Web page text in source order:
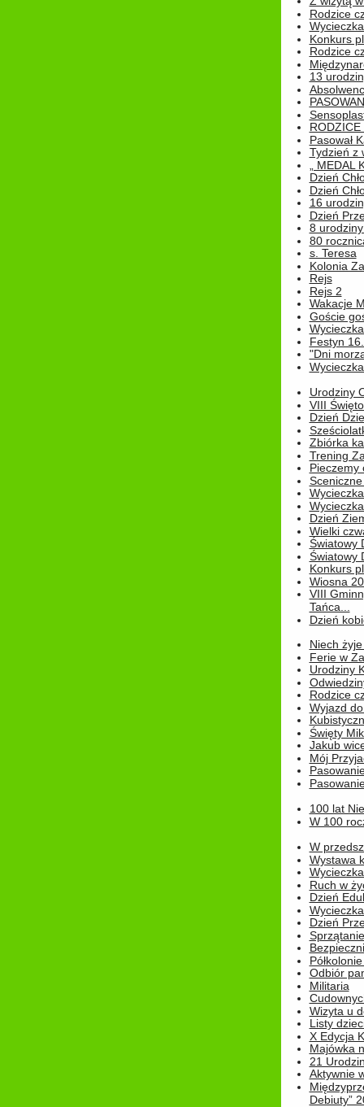
Rodzice
Konkurs
Rodzice
13
Pasował
Tydzień z
„
Dzień
Dzień
16
Dzień
8
80
s. Teresa
Kolonia
Rejs
Rejs 2
Wakacje
Goście
Festyn
"Dni
Urodziny
VIII
Dzień
Zbiórka
Trening
Pieczemy
Dzień
Wielki
Światowy
Światowy
Konkurs
Wiosna
VIII
Tańca...
Dzień
Niech
Ferie w
Urodziny
Rodzice
Wyjazd
Święty
Jakub
Mój
100 lat
W 100
W
Wystawa
Ruch w
Dzień
Dzień
Odbiór
Militaria
Wizyta u
Listy
X Edycja
Majówka
21
Aktywnie
Debiuty”